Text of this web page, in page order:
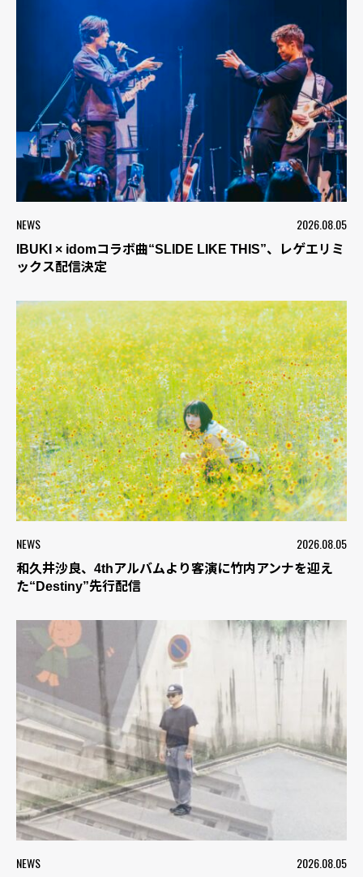
NEWS 2026.08.05
IBUKI × idomコラボ曲“SLIDE LIKE THIS”、レゲエリミ
ックス配信決定
NEWS 2026.08.05
和久井沙良、4thアルバムより客演に竹内アンナを迎え
た“Destiny”先行配信
NEWS 2026.08.05